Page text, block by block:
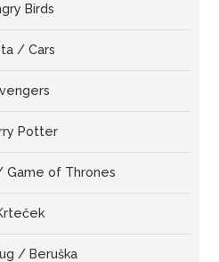
Birds
/ Cars
Potter
Game of Thrones
/ Beruška